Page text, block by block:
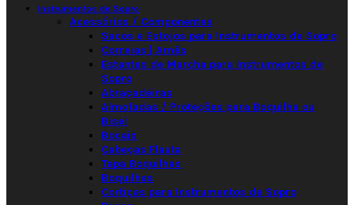
Instrumentos de Sopro
Acessórios / Componentes
Sacos e Estojos para Instrumentos de Sopro
Correias | Arnês
Estantes de Marcha para Instrumentos de
Sopro
Abraçadeiras
Almofadas / Proteções para Boquilha ou
Bisel
Bocais
Cabeças Flauta
Tapa Boquilhas
Boquilhas
Cortiças para Instrumentos de Sopro